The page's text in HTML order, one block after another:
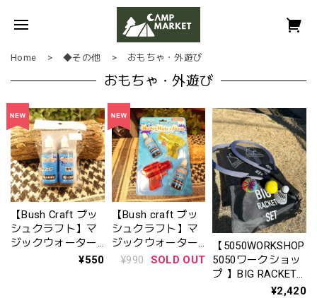
Home ◆その他 おもちゃ・外遊び
おもちゃ・外遊び
【Bush Craft ブッ
シュクラフト】マ
ジックウォーター
ガン専用インク¥550
【Bush craft ブッ
シュクラフト】マ
ジックウォーター
ガン
¥990 SOLD OUT
【5050WORKSHOP
5050ワークショッ
プ 】BIG RACKET
¥2,420